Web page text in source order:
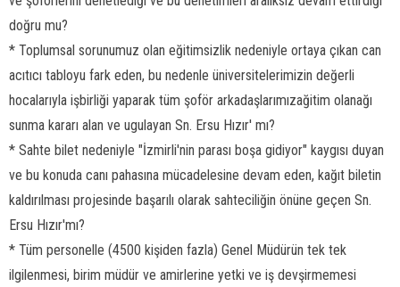
doğru mu?
* Toplumsal sorunumuz olan eğitimsizlik nedeniyle ortaya çıkan can
acıtıcı tabloyu fark eden, bu nedenle üniversitelerimizin değerli
hocalarıyla işbirliği yaparak tüm şoför arkadaşlarımızağitim olanağı
sunma kararı alan ve ugulayan Sn. Ersu Hızır' mı?
* Sahte bilet nedeniyle "İzmirli'nin parası boşa gidiyor" kaygısı duyan
ve bu konuda canı pahasına mücadelesine devam eden, kağıt biletin
kaldırılması projesinde başarılı olarak sahteciliğin önüne geçen Sn.
Ersu Hızır'mı?
* Tüm personelle (4500 kişiden fazla) Genel Müdürün tek tek
ilgilenmesi, birim müdür ve amirlerine yetki ve iş devşirmemesi